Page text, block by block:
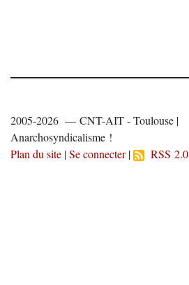
2005-2026 — CNT-AIT - Toulouse |
Anarchosyndicalisme !
Plan du site |Se connecter| RSS 2.0